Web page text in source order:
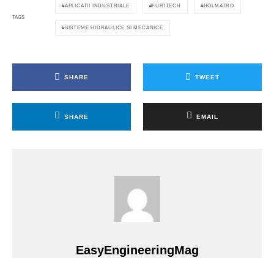
TAGS
APLICATII INDUSTRIALE FURITECH HOLMATRO
SISTEME HIDRAULICE SI MECANICE
SHARE TWEET
SHARE EMAIL
EasyEngineeringMag